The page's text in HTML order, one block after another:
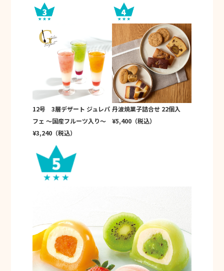
12号 3層デザート ジュレパ
フェ ～国産フルーツ入り～
¥3,240（税込）
丹波焼菓子詰合せ 22個入
¥5,400（税込）